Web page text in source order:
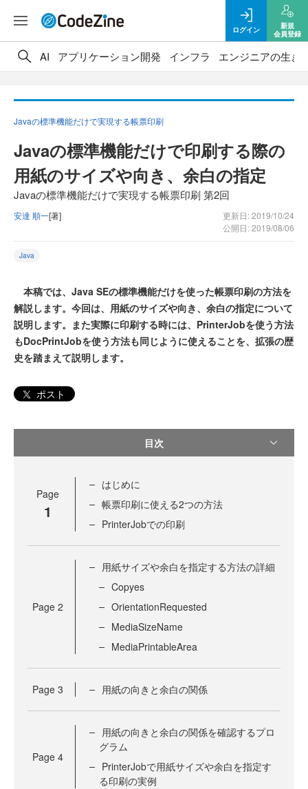
ログイン
新規
会員登録
AI アプリケーション開発 インフラ エンジニアの生き
Javaの標準機能だけで実現する帳票印刷
Javaの標準機能だけで印刷する際の
用紙のサイズや向き、余白の指定
Javaの標準機能だけで実現する帳票印刷 第2回
安達 順一[著]
更新日: 2019/10/24
公開日: 2019/08/06
Java
本稿では、Java SEの標準機能だけを使った帳票印刷の方法を
解説します。今回は、用紙のサイズや向き、余白の指定について
説明します。また実際に印刷する時には、PrinterJobを使う方法
もDocPrintJobを使う方法も同じように使えることを、拡張の歴
史を踏まえて説明します。
ポスト
目次
Page
1
はじめに
帳票印刷に使える2つの方法
PrinterJobでの印刷
Page 2
用紙サイズや余白を指定する方法の詳細
Copyes
OrientationRequested
MediaSizeName
MediaPrintableArea
Page 3 用紙の向きと余白の関係
Page 4
用紙の向きと余白の関係を確認するプロ
グラム
PrinterJobで用紙サイズや余白を指定す
る印刷の実例